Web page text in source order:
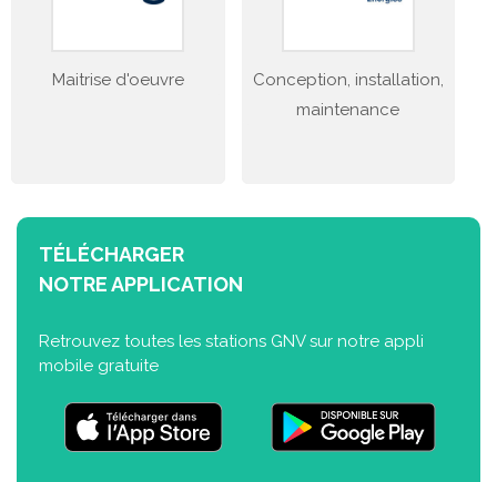
Maitrise d'oeuvre
Conception, installation,
maintenance
TÉLÉCHARGER
NOTRE APPLICATION
Retrouvez toutes les stations GNV sur notre appli
mobile gratuite